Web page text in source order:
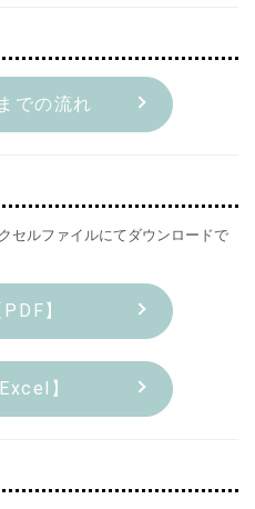
での流れ
セルファイルにてダウンロードで
】
】